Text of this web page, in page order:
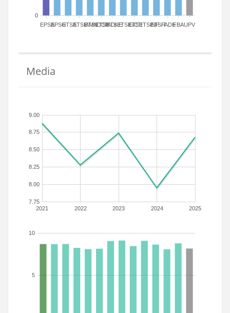
EPSAEPSGETSAETSIAMN
ETSICCP
ETSIADI
ETSIEETSIGCT
ETSIIETSINFETSITFADEFBAUPV
0
Media
2021 2022 2023 2024 2025
7.75
8.00
8.25
8.50
8.75
9.00
5
10